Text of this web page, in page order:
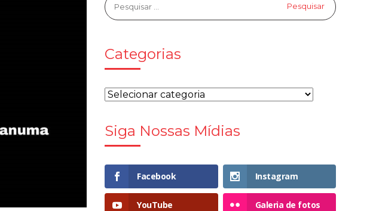
Categorias
Siga Nossas Mídias
Facebook Instagram
YouTube Galeria de fotos